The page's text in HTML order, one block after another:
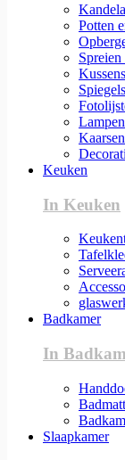
Potten
Kussens
Spiegels
Lampen
Kaarsen
Keuken
In Keuken
Badkamer
In
Slaapkamer